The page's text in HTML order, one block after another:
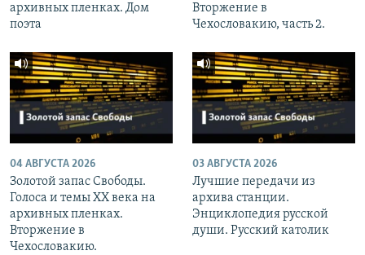
архивных пленках. Дом
поэта
Вторжение в
Чехословакию, часть 2.
04 АВГУСТА 2026
Золотой запас Свободы.
Голоса и темы XX века на
архивных пленках.
Вторжение в
Чехословакию.
03 АВГУСТА 2026
Лучшие передачи из
архива станции.
Энциклопедия русской
души. Русский католик